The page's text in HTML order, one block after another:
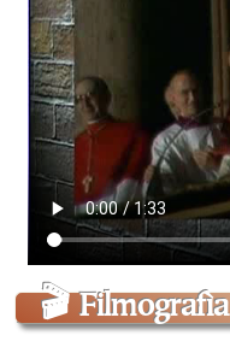
🎬 Filmografìa